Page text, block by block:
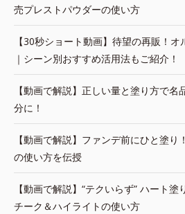
売プレストパウダーの使い方
【30秒ショート動画】待望の再販！
｜シーン別おすすめ活用法もご紹介！
【動画で解説】正しい量と塗り方で
分に！
【動画で解説】ファンデ前にひと塗
の使い方を伝授
【動画で解説】“テクいらず” ハート
チーク＆ハイライトの使い方